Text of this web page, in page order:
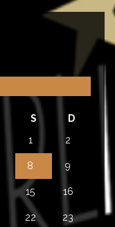
S D
1 2
8 9
15 16
22 23